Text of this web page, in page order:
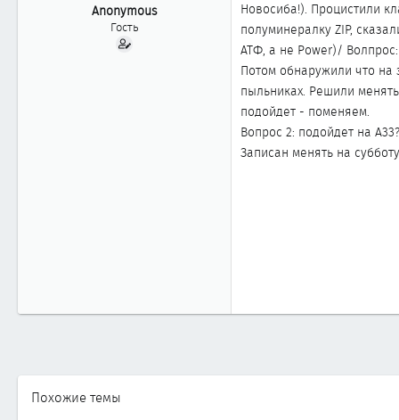
а
Anonymous
Гость
Новосиба!). Процистили
полуминералку ZIP,
АТФ, а не Power)/
Потом обнаружили что
пыльниках. Решили
подойдет - поменяем.
Вопрос 2: подойдет на А33?
Записан менять на
Похожие темы